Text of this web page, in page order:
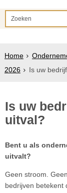
Home
2026
Is uw
Is uw
uitval?
Bent u als
uitvalt?
Geen stroom.
bedrijven betekent